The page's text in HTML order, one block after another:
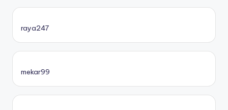
raya247
mekar99